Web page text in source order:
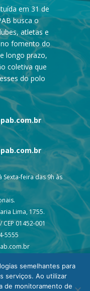
em 31 de
busca o
atletas e
fomento do
longo prazo,
coletiva que
do polo
feira das 9h às
Lima, 1755.
01452-001
5555
semelhantes para
serviços. Ao utilizar
de monitoramento de